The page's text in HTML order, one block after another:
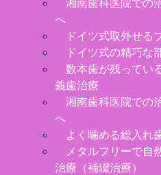
へ
ドイツ式取外せる
ドイツ式の精巧な
数本歯が残ってい
義歯治療
湘南歯科医院での
へ
よく噛める総入れ
メタルフリーで自
治療（補綴治療）